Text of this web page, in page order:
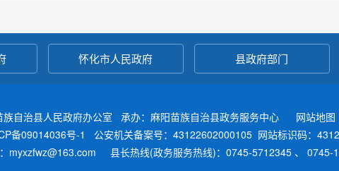
怀化市人民政府 县政府部门
族自治县人民政府办公室 承办：麻阳苗族自治县政务服务中心
网站地图
备09014036号-1
公安机关备案号：43122602000105 网站标识码：
myxzfwz@163.com 县长热线(政务服务热线)：0745-5712345 、 0745-